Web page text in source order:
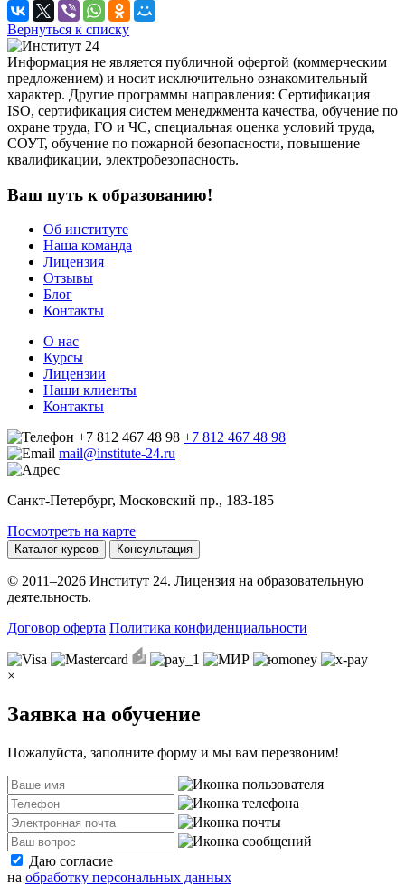
Вернуться к списку
Информация не является публичной офертой (коммерческим
предложением) и носит исключительно ознакомительный
характер. Другие программы направления: Сертификация
ISO, сертификация систем менеджмента качества, обучение по
охране труда, ГО и ЧС, специальная оценка условий труда,
СОУТ, обучение по пожарной безопасности, повышение
квалификации, электробезопасность.
Ваш путь к образованию!
Об институте
Наша команда
Лицензия
Отзывы
Блог
Контакты
О нас
Курсы
Лицензии
Наши клиенты
Контакты
+7 812 467 48 98 +7 812 467 48 98
mail@institute-24.ru
Санкт-Петербург, Московский пр., 183-185
Посмотреть на карте
Каталог курсов Консультация
© 2011–2026 Институт 24. Лицензия на образовательную
деятельность.
Договор оферта Политика конфиденциальности
×
Заявка на обучение
Пожалуйста, заполните форму и мы вам перезвоним!
Даю согласие
на обработку персональных данных